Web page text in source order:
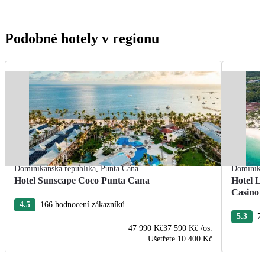
Podobné hotely v regionu
Dominikánská republika,Punta Cana
Hotel Sunscape Coco Punta Cana
4.5 166 hodnocení zákazníků
47 990 Kč37 590 Kč /os.
Ušetřete 10 400 Kč
Hotel
Casino
5.3